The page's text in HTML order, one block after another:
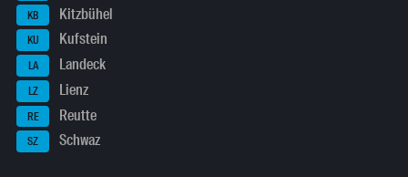
KB Kitzbühel
KU Kufstein
LA Landeck
LZ Lienz
RE Reutte
SZ Schwaz